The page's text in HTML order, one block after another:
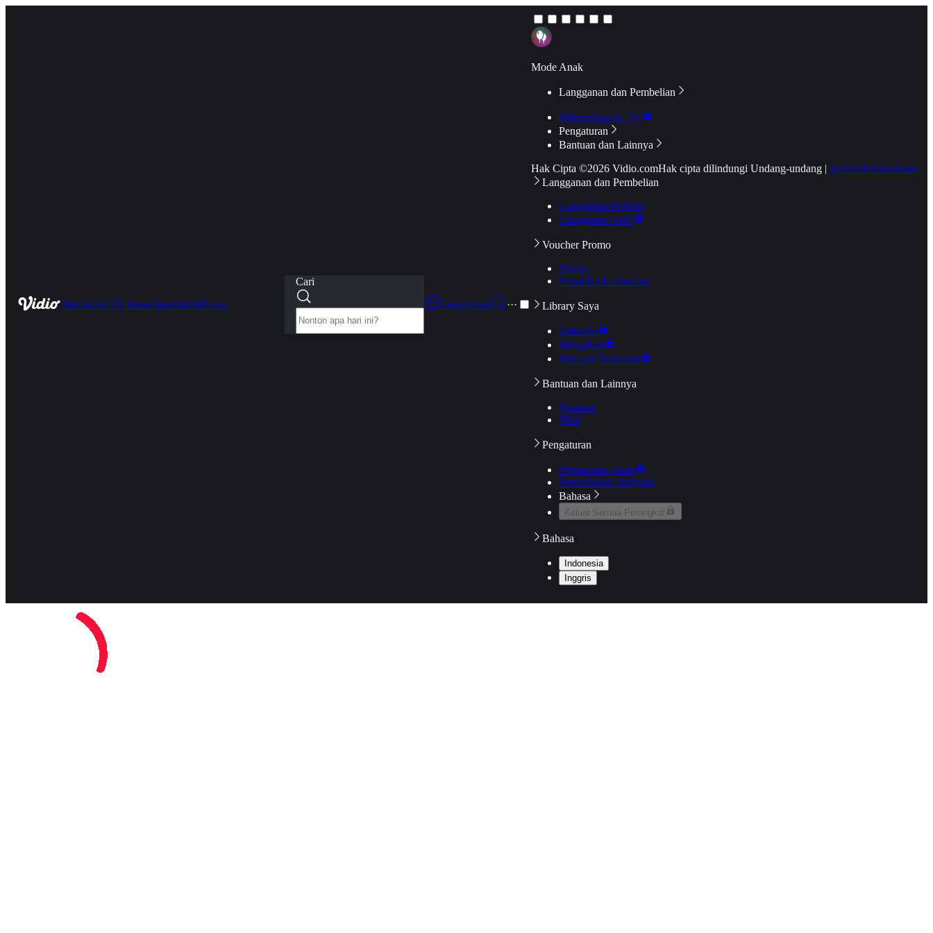
HomeLiveTV ShowSportsKidsNews
Cari
Langganan
···
Mode Anak
Langganan dan Pembelian
Hubungkan ke TV
Pengaturan
Bantuan dan Lainnya
Hak Cipta ©2026 Vidio.comHak cipta dilindungi Undang-undang | Syarat & Ketentuan
Langganan dan Pembelian
Langganan Premier
Langganan Aktif
Voucher Promo
Promo
Pakai Kode Voucher
Library Saya
Daftarku
Mengikuti
Riwayat Tontonan
Bantuan dan Lainnya
Bantuan
Blog
Pengaturan
Pengaturan Akun
Pemeriksaan Jaringan
Bahasa
Keluar Semua Perangkat
Bahasa
Indonesia
Inggris